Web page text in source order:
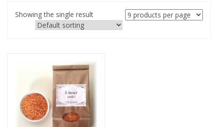
Showing the single result